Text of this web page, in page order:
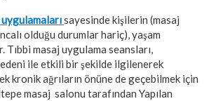
sayesinde kişilerin (masaj
olduğu durumlar hariç), yaşam
masaj uygulama seansları,
ile etkili bir şekilde ilgilenerek
kronik ağrıların önüne de geçebilmek için
masaj salonu tarafından Yapılan